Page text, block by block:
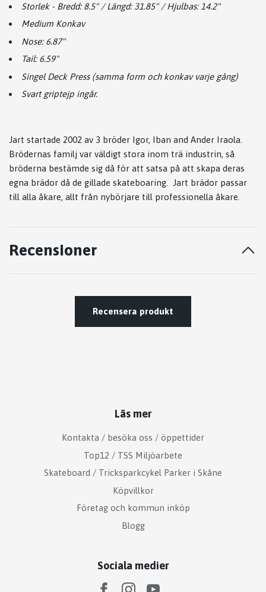
Storlek - Bredd: 8.5" / Längd: 31.85" / Hjulbas: 14.2"
Medium Konkav
Nose: 6.87"
Tail: 6.59"
Singel Deck Press (samma form och konkav varje gång)
Svart griptejp ingår.
Jart startade 2002 av 3 bröder Igor, Iban and Ander Iraola.
Brödernas familj var väldigt stora inom trä industrin, så
bröderna bestämde sig då för att satsa på att skapa deras
egna brädor då de gillade skateboaring. Jart brädor passar
till alla åkare, allt från nybörjare till professionella åkare.
Recensioner
Recensera produkt
Läs mer
Kontakta / besöka oss / öppettider
Top12 / TSS Miljöarbete
Skateboard / Tricksparkcykel Parker i Skåne
Köpvillkor
Företag och kommun inköp
Blogg
Sociala medier